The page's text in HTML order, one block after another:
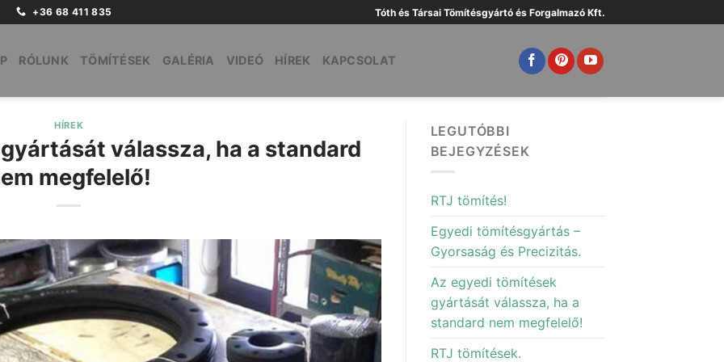
+36 68 411 835 Tóth és Társai Tömítésgyártó és Forgalmazó Kft.
RÓLUNK TÖMÍTÉSEK GALÉRIA VIDEÓ HÍREK KAPCSOLAT
HÍREK
válassza, ha a standard
megfelelő!
LEGUTÓBBI
BEJEGYZÉSEK
RTJ tömítés!
Egyedi tömítésgyártás –
Gyorsaság és Precizitás.
Az egyedi tömítések
gyártását válassza, ha a
standard nem megfelelő!
RTJ tömítések.